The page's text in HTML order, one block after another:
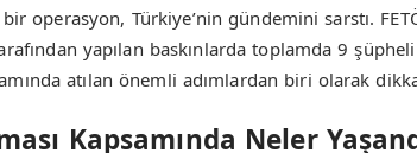
operasyon, Türkiye’nin gündemini sarstı.
yapılan baskınlarda toplamda 9
atılan önemli adımlardan biri olarak
Kapsamında Neler